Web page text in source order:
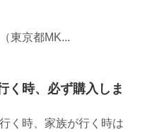
。
MK...
く時、必ず購入しま
く時、家族が行く時は